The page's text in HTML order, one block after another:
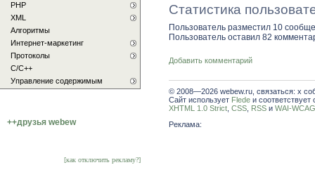
Статистика
Пользователь разместил 10
Пользователь оставил 82
Добавить комментарий
© 2008—2026 webew.ru, связаться: x
Сайт использует Flede и соответствует
XHTML 1.0 Strict CSS RSS и WAI-
Реклама:
PHP
XML
Алгоритмы
Интернет-маркетинг
Протоколы
С/C++
Управление содержимым
++друзья webew
[как отключить рекламу?]